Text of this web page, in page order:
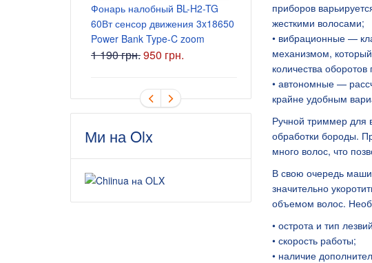
Фонарь налобный BL-H2-TG
60Вт сенсор движения 3x18650
Power Bank Type-C zoom
1 190 грн.950 грн.
Ми на Olx
приборов
жесткими волосами;
• вибрационные —
механизмом,
количества
• автономные —
крайне удобным
Ручной триммер для
обработки бороды.
много волос, что
В свою очередь
значительно
объемом волос.
• острота и тип
• скорость работы;
• наличие